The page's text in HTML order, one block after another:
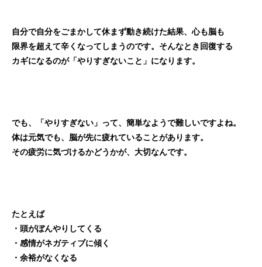
自分で自分をごまかして休まず動き続けた結果、心も脳も
限界を超えて辛くなってしまうのです。そんなとき回復する
カギになるのが「やりすぎないこと」になります。
でも、「やりすぎない」って、簡単なようで難しいですよね。
体は元気でも、脳が先に疲れていることがあります。
その疲労に気づけるかどうかが、大切なんです。
たとえば
・頭がぼんやりしてくる
・感情がネガティブに傾く
・余裕がなくなる